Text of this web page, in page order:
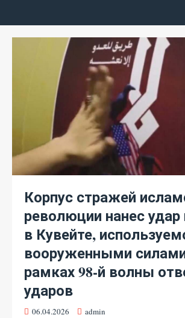
Корпус стражей
революции нанес удар
в Кувейте,
вооруженными
рамках 98-й волны
ударов
06.04.2026 admin